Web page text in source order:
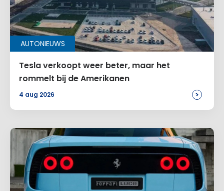
AUTONIEUWS
Tesla verkoopt weer beter, maar het
rommelt bij de Amerikanen
4 aug 2026 >